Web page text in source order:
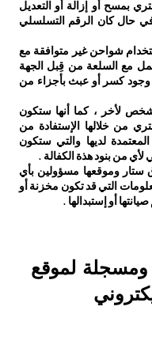
بمسح أو إزالة أو التعديل
حال كان الرقم التسلسلي
شواحن غير متوافقة مع
مع السلعة من قِبل الجهة
وجود كسر أو عبث بأجزاء من
شخص لأخر ، كما أنها ستكون
من خلالها الإستفادة من
لديها والتي ستكون
من بنود هذة الكفالة .
ستار وموقعها مسؤولين بأي
التي قد تكون مخزنة أو
أو إستبدالها .
لموقع